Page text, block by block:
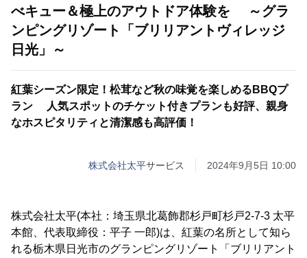
べキュー＆極上のアウトドア体験を ～グラ
ンピングリゾート「ブリリアントヴィレッジ
日光」～
紅葉シーズン限定！松茸など秋の味覚を楽しめるBBQプ
ラン 人気スポットのチケット付きプランも好評、親身
なホスピタリティと清潔感も高評価！
株式会社太平サービス 2024年9月5日 10:00
株式会社太平(本社：埼玉県北葛飾郡杉戸町杉戸2-7-3 太平
本館、代表取締役：平子 一郎)は、紅葉の名所として知ら
れる栃木県日光市のグランピングリゾート「ブリリアント